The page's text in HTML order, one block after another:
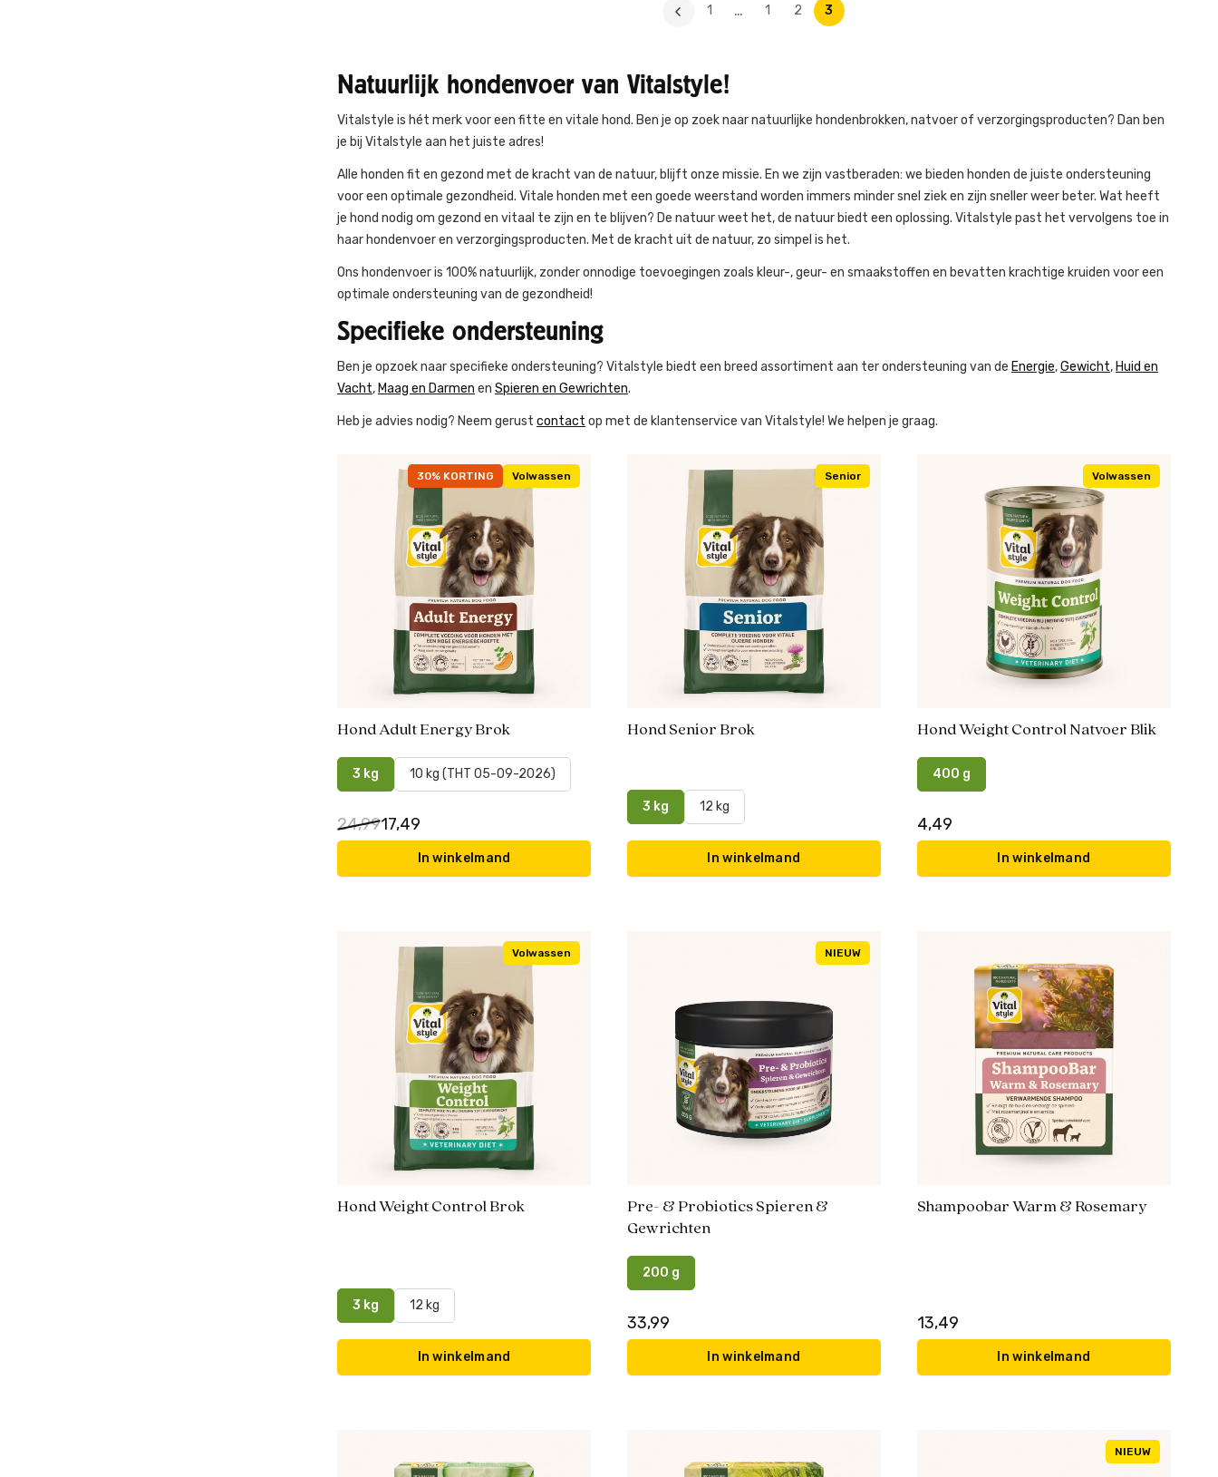
1 … 1 2 3
Natuurlijk hondenvoer van Vitalstyle!
Vitalstyle is hét merk voor een fitte en vitale hond. Ben je op zoek naar natuurlijke hondenbrokken, natvoer of verzorgingsproducten? Dan ben
je bij Vitalstyle aan het juiste adres!
Alle honden fit en gezond met de kracht van de natuur, blijft onze missie. En we zijn vastberaden: we bieden honden de juiste ondersteuning
voor een optimale gezondheid. Vitale honden met een goede weerstand worden immers minder snel ziek en zijn sneller weer beter. Wat heeft
je hond nodig om gezond en vitaal te zijn en te blijven? De natuur weet het, de natuur biedt een oplossing. Vitalstyle past het vervolgens toe in
haar hondenvoer en verzorgingsproducten. Met de kracht uit de natuur, zo simpel is het.
Ons hondenvoer is 100% natuurlijk, zonder onnodige toevoegingen zoals kleur-, geur- en smaakstoffen en bevatten krachtige kruiden voor een
optimale ondersteuning van de gezondheid!
Specifieke ondersteuning
Ben je opzoek naar specifieke ondersteuning? Vitalstyle biedt een breed assortiment aan ter ondersteuning van de Energie,Gewicht, Huid en
Vacht, Maag en Darmen en Spieren en Gewrichten.
Heb je advies nodig? Neem gerust contact op met de klantenservice van Vitalstyle! We helpen je graag.
Volwassen
30% KORTING
Hond Adult Energy Brok
3 kg 10 kg (THT 05-09-2026)
24,9917,49
In winkelmand
Senior
Hond Senior Brok
3 kg 12 kg
In winkelmand
Volwassen
Hond Weight Control Natvoer Blik
400 g
4,49
In winkelmand
Volwassen
Hond Weight Control Brok
3 kg 12 kg
In winkelmand
NIEUW
Pre- & Probiotics Spieren &
Gewrichten
200 g
33,99
In winkelmand
Shampoobar Warm & Rosemary
13,49
In winkelmand
NIEUW